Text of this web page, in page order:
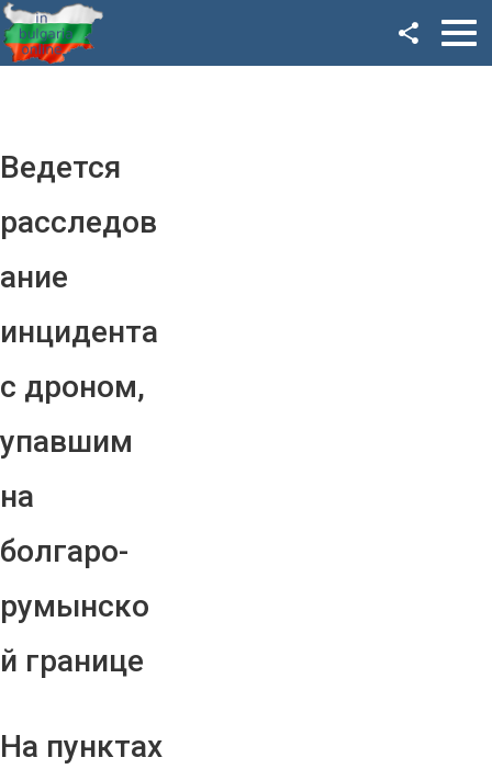
Ведется
расследов
ание
инцидента
с дроном,
упавшим
на
болгаро-
румынско
й границе
На пунктах